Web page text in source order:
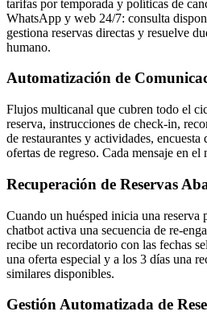
tarifas por temporada y políticas de
WhatsApp y web 24/7: consulta
gestiona reservas directas y resuelve
humano.
Automatización de
Flujos multicanal que cubren todo el
reserva, instrucciones de check-in,
de restaurantes y actividades,
ofertas de regreso. Cada mensaje en el
Recuperación de Reservas
Cuando un huésped inicia una reserva
chatbot activa una secuencia de re-
recibe un recordatorio con las fechas
una oferta especial y a los 3 días una
similares disponibles.
Gestión Automatizada de